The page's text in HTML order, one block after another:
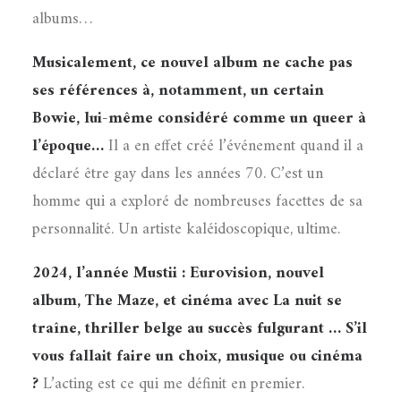
albums…
Musicalement, ce nouvel album ne cache pas
ses références à, notamment, un certain
Bowie, lui-même considéré comme un queer à
l’époque…Il a en effet créé l’événement quand il a
déclaré être gay dans les années 70. C’est un
homme qui a exploré de nombreuses facettes de sa
personnalité. Un artiste kaléidoscopique, ultime.
2024, l’année Mustii : Eurovision, nouvel
album, The Maze, et cinéma avec La nuit se
traîne, thriller belge au succès fulgurant … S’il
vous fallait faire un choix, musique ou cinéma
?L’acting est ce qui me définit en premier.